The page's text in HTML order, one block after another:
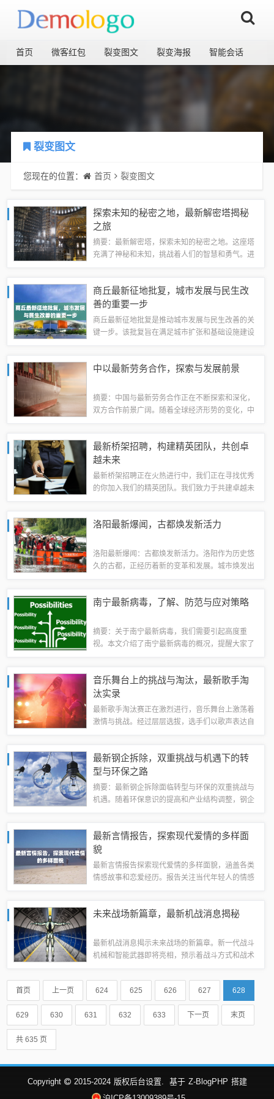
首页 微客红包 裂变图文 裂变海报 智能会话
裂变图文
您现在的位置： 首页 裂变图文
探索未知的秘密之地，最新解密塔揭秘
之旅
摘要：最新解密塔，探索未知的秘密之地。这座塔
充满了神秘和未知，挑战着人们的智慧和勇气。进
旅程，让你感受到未知世界的神秘和魅力。无...
商丘最新征地批复，城市发展与民生改
善的重要一步
商丘最新征地批复是推动城市发展与民生改善的关
键一步。该批复旨在满足城市扩张和基础设施建设
增长和社会稳定。本文将详细探讨商丘市最新...
中以最新劳务合作，探索与发展前景
摘要：中国与最新劳务合作正在不断探索和深化，
双方合作前景广阔。随着全球经济形势的变化，中
作，共同推动劳务合作向更高水平发展，实现...
最新桥架招聘，构建精英团队，共创卓
越未来
最新桥架招聘正在火热进行中，我们正在寻找优秀
的你加入我们的精英团队。我们致力于共建卓越未
就，请加入我们，一起创造美好未来！本文导读...
洛阳最新爆闻，古都焕发新活力
洛阳最新爆闻：古都焕发新活力。洛阳作为历史悠
久的古都，正经历着新的变革和发展。城市焕发出
的光芒。摘要字数在100-200字之间。...
南宁最新病毒，了解、防范与应对策略
摘要：关于南宁最新病毒，我们需要引起高度重
视。本文介绍了南宁最新病毒的概况，提醒大家了
集、勤洗手、戴口罩等。只有采取科学的防控措
施...
音乐舞台上的挑战与淘汰，最新歌手淘
汰实录
最新歌手淘汰赛正在激烈进行，音乐舞台上激荡着
激情与挑战。经过层层选拔，选手们以歌声表达自
台，每位选手都在用实力和努力证明自己的价...
最新钢企拆除，双重挑战与机遇下的转
型与环保之路
摘要：最新钢企拆除面临转型与环保的双重挑战与
机遇。随着环保意识的提高和产业结构调整，钢企
诸多挑战，如员工安置、设备处置等，但同时...
最新言情报告，探索现代爱情的多样面
貌
最新言情报告探索现代爱情的多样面貌，涵盖各类
情感故事和恋爱经历。报告关注当代年轻人的情感
演变，掌握情感世界的最新动态。摘要字数在...
未来战场新篇章，最新机战消息揭秘
最新机战消息揭示未来战场的新篇章。新一代战斗
机械和智能武器即将亮相，预示着战斗方式和战术
化，各种新型战斗机器人和无人机将发挥重要作
用。这场变革将引领机战进入全新的时代，展现...
首页 上一页 624 625 626 627 628
629 630 631 632 633 下一页 末页
共 635 页
Copyright 2015-2024 版权后台设置. 基于 Z-BlogPHP 搭建